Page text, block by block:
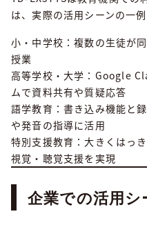
は、実際の活用シーンの一例
小・中学校：複数の生徒が
授業
高等学校・大学：Google
ムで資料共有や質疑応答
語学教育：書き込み機能と
や発音の指導に活用
特別支援教育：大きくはっ
視覚・聴覚支援を実現
企業での活用シ